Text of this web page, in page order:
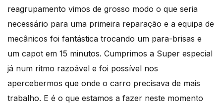
reagrupamento vimos de grosso modo o que seria
necessário para uma primeira reparação e a equipa de
mecânicos foi fantástica trocando um para-brisas e
um capot em 15 minutos. Cumprimos a Super especial
já num ritmo razoável e foi possível nos
apercebermos que onde o carro precisava de mais
trabalho. E é o que estamos a fazer neste momento